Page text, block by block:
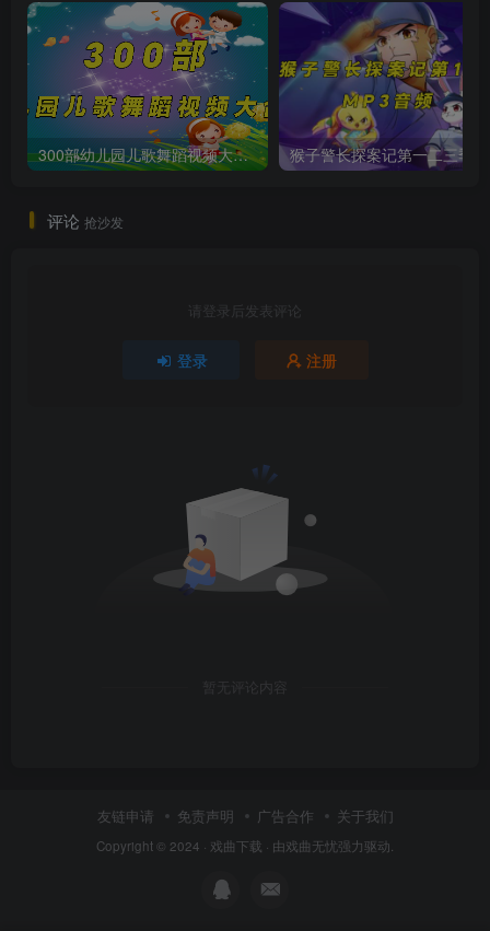
300部幼儿园儿歌舞蹈视频大合集
评论 抢沙发
请登录后发表评论
登录 注册
暂无评论内容
友链申请 免责声明 广告合作 关于我们
Copyright © 2024 · 戏曲下载 · 由戏曲无忧强力驱动.